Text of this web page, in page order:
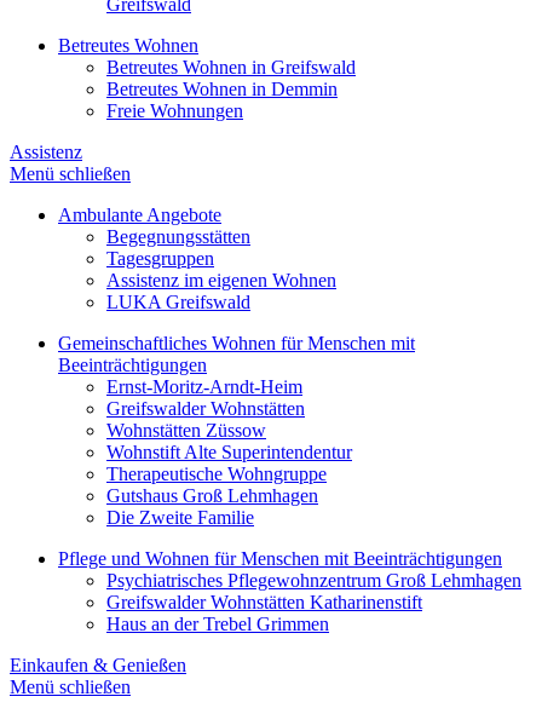
Betreutes Wohnen
Betreutes Wohnen in Greifswald
Betreutes Wohnen in Demmin
Freie Wohnungen
Assistenz
Menü schließen
Ambulante Angebote
Begegnungsstätten
Tagesgruppen
Assistenz im eigenen Wohnen
LUKA Greifswald
Gemeinschaftliches Wohnen für Menschen mit
Beeinträchtigungen
Ernst-Moritz-Arndt-Heim
Greifswalder Wohnstätten
Wohnstätten Züssow
Wohnstift Alte Superintendentur
Therapeutische Wohngruppe
Gutshaus Groß Lehmhagen
Die Zweite Familie
Pflege und Wohnen für Menschen mit Beeinträchtigungen
Psychiatrisches Pflegewohnzentrum Groß Lehmhagen
Greifswalder Wohnstätten Katharinenstift
Haus an der Trebel Grimmen
Einkaufen & Genießen
Menü schließen